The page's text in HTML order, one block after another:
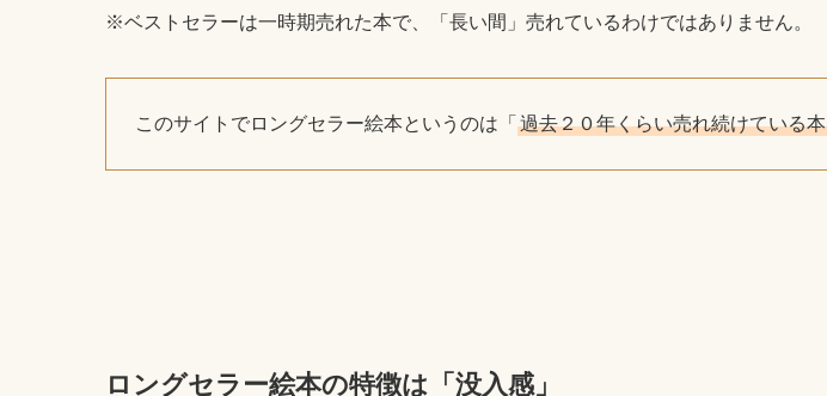
※ベストセラーは一時期売れた本で、「長い間」売れているわけではありません。
このサイトでロングセラー絵本というのは「 過去２０年くらい売れ続けている本
ロングセラー絵本の特徴は「没入感」